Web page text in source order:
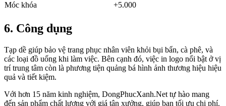
Móc khóa
+5.000
6. Công dụng
Tạp dề giúp bảo vệ trang phục nhân viên khỏi bụi bẩn, cà phê, và
các loại đồ uống khi làm việc. Bên cạnh đó, việc in logo nổi bật ở vị
trí trung tâm còn là phương tiện quảng bá hình ảnh thương hiệu hiệu
quả và tiết kiệm.
Với hơn 15 năm kinh nghiệm, DongPhucXanh.Net tự hào mang
đến sản phẩm chất lượng với giá tận xưởng, giúp bạn tối ưu chi phí.